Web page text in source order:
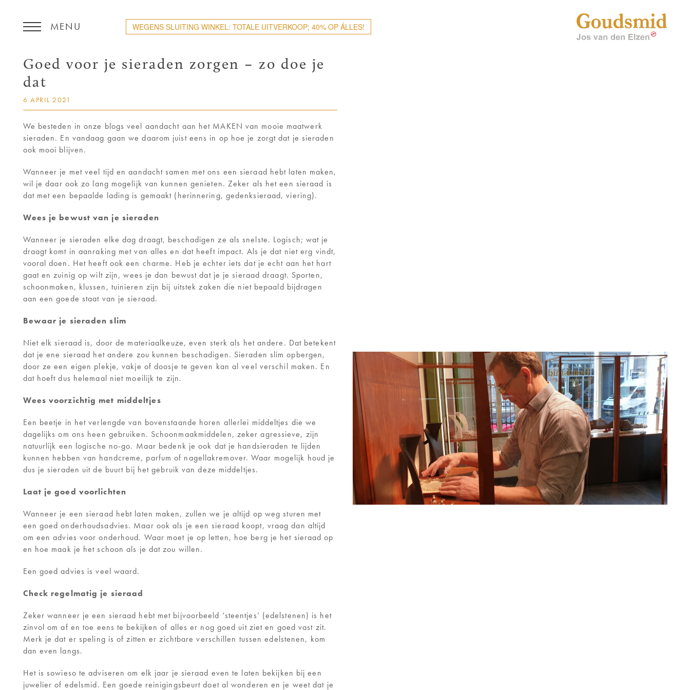
WEGENS SLUITING WINKEL: TOTALE UITVERKOOP; 40% OP ÁLLES!
COLLECTIE
JOS VAN DEN ELZEN
GEDENKSIERADEN
TROUWRINGEN
MAXIMA
CONTACT
Goed voor je sieraden zorgen – zo doe je
dat
6 APRIL 2021
We besteden in onze blogs veel aandacht aan het MAKEN van mooie maatwerk
sieraden. En vandaag gaan we daarom juist eens in op hoe je zorgt dat je sieraden
ook mooi blijven.
Wanneer je met veel tijd en aandacht samen met ons een sieraad hebt laten maken,
wil je daar ook zo lang mogelijk van kunnen genieten. Zeker als het een sieraad is
dat met een bepaalde lading is gemaakt (herinnering, gedenksieraad, viering).
Wees je bewust van je sieraden
Wanneer je sieraden elke dag draagt, beschadigen ze als snelste. Logisch; wat je
draagt komt in aanraking met van alles en dat heeft impact. Als je dat niet erg vindt,
vooral doen. Het heeft ook een charme. Heb je echter iets dat je echt aan het hart
gaat en zuinig op wilt zijn, wees je dan bewust dat je je sieraad draagt. Sporten,
schoonmaken, klussen, tuinieren zijn bij uitstek zaken die niet bepaald bijdragen
aan een goede staat van je sieraad.
Bewaar je sieraden slim
Niet elk sieraad is, door de materiaalkeuze, even sterk als het andere. Dat betekent
dat je ene sieraad het andere zou kunnen beschadigen. Sieraden slim opbergen,
door ze een eigen plekje, vakje of doosje te geven kan al veel verschil maken. En
dat hoeft dus helemaal niet moeilijk te zijn.
Wees voorzichtig met middeltjes
Een beetje in het verlengde van bovenstaande horen allerlei middeltjes die we
dagelijks om ons heen gebruiken. Schoonmaakmiddelen, zeker agressieve, zijn
natuurlijk een logische no-go. Maar bedenk je ook dat je handsieraden te lijden
kunnen hebben van handcreme, parfum of nagellakremover. Waar mogelijk houd je
dus je sieraden uit de buurt bij het gebruik van deze middeltjes.
Laat je goed voorlichten
Wanneer je een sieraad hebt laten maken, zullen we je altijd op weg sturen met
een goed onderhoudsadvies. Maar ook als je een sieraad koopt, vraag dan altijd
om een advies voor onderhoud. Waar moet je op letten, hoe berg je het sieraad op
en hoe maak je het schoon als je dat zou willen.
Een goed advies is veel waard.
Check regelmatig je sieraad
Zeker wanneer je een sieraad hebt met bijvoorbeeld ‘steentjes’ (edelstenen) is het
zinvol om af en toe eens te bekijken of alles er nog goed uit ziet en goed vast zit.
Merk je dat er speling is of zitten er zichtbare verschillen tussen edelstenen, kom
dan even langs.
Het is sowieso te adviseren om elk jaar je sieraad even te laten bekijken bij een
juwelier of edelsmid. Een goede reinigingsbeurt doet al wonderen en je weet dat je